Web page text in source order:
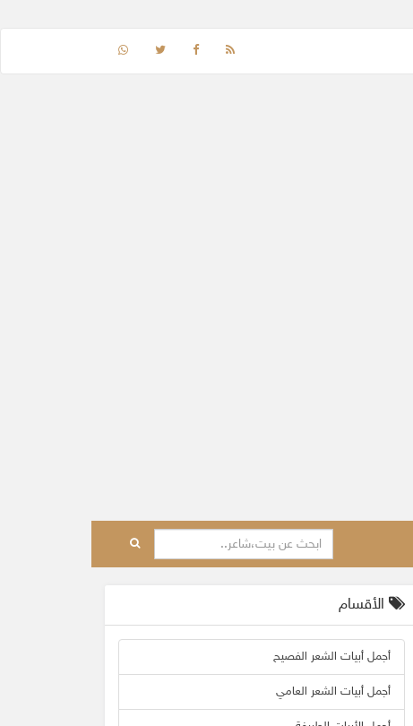
الأقسام
أجمل أبيات الشعر الفصيح
أجمل أبيات الشعر العامي